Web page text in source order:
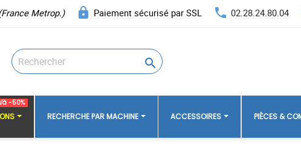
Metrop.) lock Paiement sécurisé par SSL phone 02.28.24.80.04

-50%
RECHERCHE PAR MACHINE ACCESSOIRES PIÈCES &